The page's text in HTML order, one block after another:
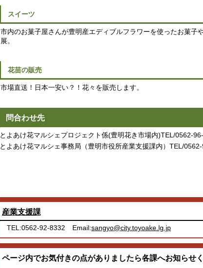
スイーツ
市内のお菓子屋さんが豊明産エディブルフラワーを使ったお菓子
展。
花苗の販売
市場直送！日本一安い？！花々を販売します。
問合わせ先
とよあけ花マルシェプロジェクト係(豊明花き市場内)TEL/0562-
とよあけ花マルシェ事務局（豊明市役所産業支援課内）TEL/
産業支援課
TEL:0562-92-8332 Email:sangyo@city.toyoake.lg.jp
ページ内でお気付きの点がありましたら各課へお知らせ